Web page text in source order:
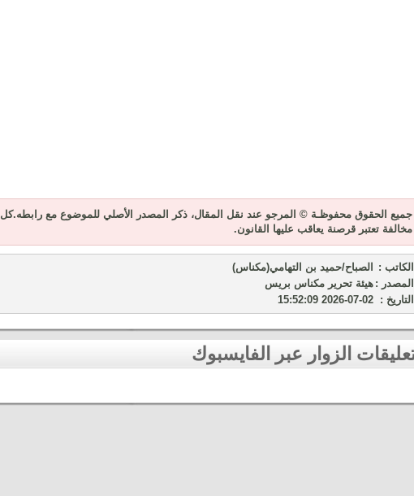
جميع الحقوق محفوظـة © المرجو عند نقل المقال، ذكر المصدر الأصلي للموضوع مع رابطه.كل
مخالفة تعتبر قرصنة يعاقب عليها القانون.
الكاتب : الصباح/حميد بن التهامي(مكناس)
المصدر : هيئة تحرير مكناس بريس
التاريخ : 2026-07-02 15:52:09